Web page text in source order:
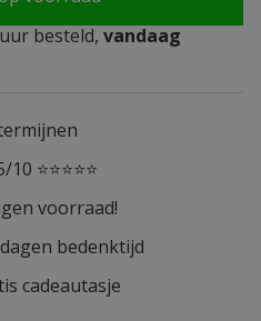
besteld, vandaag
⭐⭐⭐⭐⭐
voorraad!
bedenktijd
cadeautasje